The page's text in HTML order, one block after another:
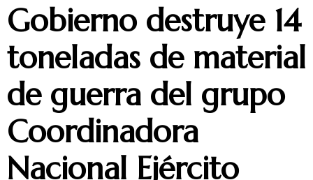
Gobierno destruye 14
toneladas de material
de guerra del grupo
Coordinadora
Nacional Ejército